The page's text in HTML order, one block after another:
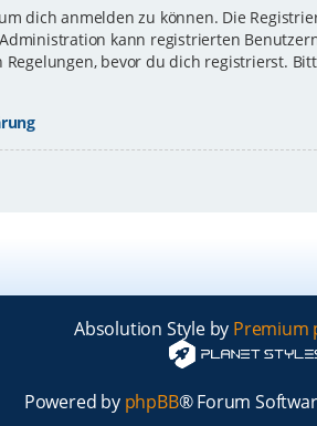
dich anmelden zu können. Die
kann registrierten
bevor du dich registrierst.
Absolution Style by Premium
Powered by phpBB® Forum